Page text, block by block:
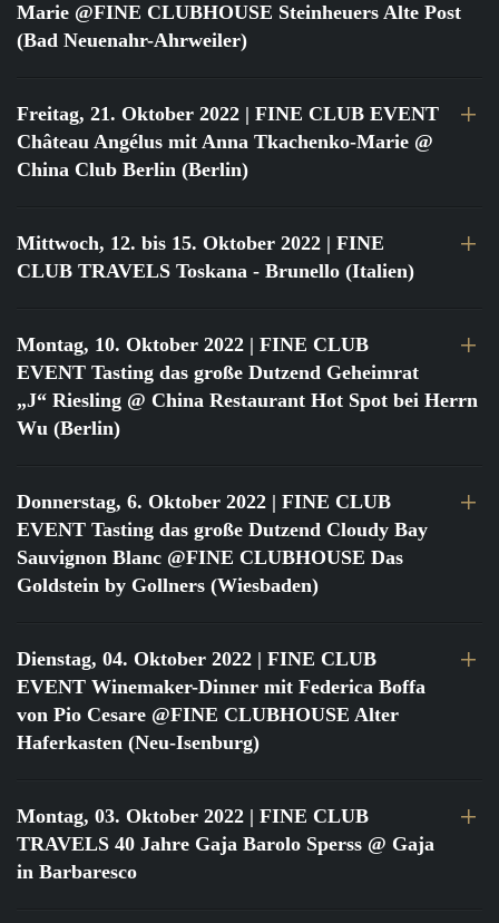
Marie @FINE CLUBHOUSE Steinheuers Alte Post
(Bad Neuenahr-Ahrweiler)
Freitag, 21. Oktober 2022 | FINE CLUB EVENT
Château Angélus mit Anna Tkachenko-Marie @
China Club Berlin (Berlin)
Mittwoch, 12. bis 15. Oktober 2022 | FINE
CLUB TRAVELS Toskana - Brunello (Italien)
Montag, 10. Oktober 2022 | FINE CLUB
EVENT Tasting das große Dutzend Geheimrat
„J“ Riesling @ China Restaurant Hot Spot bei Herrn
Wu (Berlin)
Donnerstag, 6. Oktober 2022 | FINE CLUB
EVENT Tasting das große Dutzend Cloudy Bay
Sauvignon Blanc @FINE CLUBHOUSE Das
Goldstein by Gollners (Wiesbaden)
Dienstag, 04. Oktober 2022 | FINE CLUB
EVENT Winemaker-Dinner mit Federica Boffa
von Pio Cesare @FINE CLUBHOUSE Alter
Haferkasten (Neu-Isenburg)
Montag, 03. Oktober 2022 | FINE CLUB
TRAVELS 40 Jahre Gaja Barolo Sperss @ Gaja
in Barbaresco